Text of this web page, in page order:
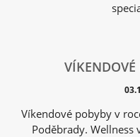
VÍKENDOVÉ
Víkendové pobyby v
Poděbrady. Wellness